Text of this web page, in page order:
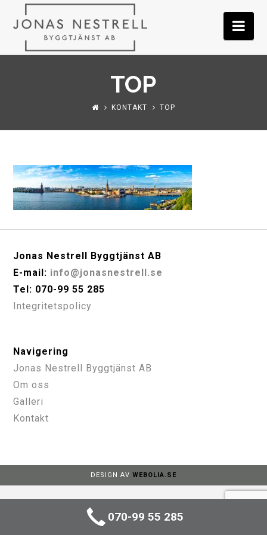
JONAS
NESTRELL
BYGGTJÄNST
AB
TOP
KONTAKT TOP
Jonas Nestrell Byggtjänst AB
E-mail: info@jonasnestrell.se
Tel: 070-99 55 285
Integritetspolicy
Navigering
Jonas Nestrell Byggtjänst AB
Om oss
Galleri
Kontakt
DESIGN AV WEBOLIA.SE
070-99 55 285